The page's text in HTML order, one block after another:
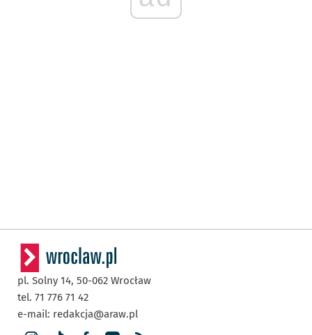
pl. Solny 14, 50-062 Wrocław
tel. 71 776 71 42
e-mail: redakcja@araw.pl